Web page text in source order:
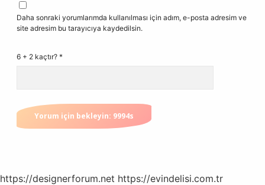
Daha sonraki yorumlarımda kullanılması için adım, e-posta adresim ve
site adresim bu tarayıcıya kaydedilsin.
6 + 2 kaçtır? *
https://designerforum.net https://evindelisi.com.tr